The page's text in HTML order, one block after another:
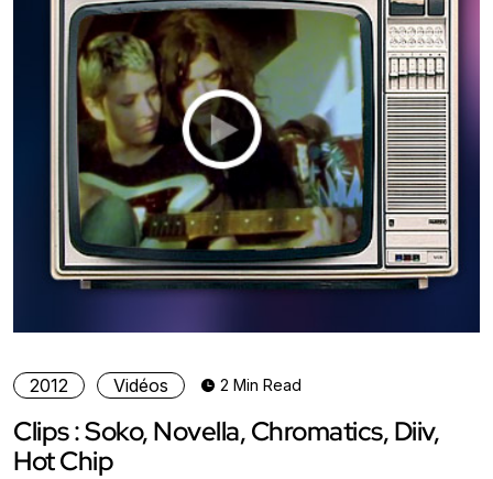
2012 Vidéos 2 Min Read
Clips : Soko, Novella, Chromatics, Diiv,
Hot Chip